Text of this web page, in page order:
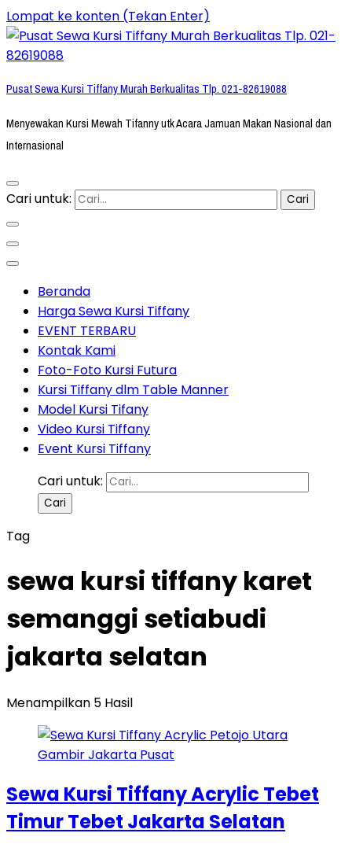
Lompat ke konten (Tekan Enter)
Pusat Sewa Kursi Tiffany Murah Berkualitas Tlp. 021-82619088
Menyewakan Kursi Mewah Tifanny utk Acara Jamuan Makan Nasional dan
Internasional
Cari untuk:
Beranda
Harga Sewa Kursi Tiffany
EVENT TERBARU
Kontak Kami
Foto-Foto Kursi Futura
Kursi Tiffany dlm Table Manner
Model Kursi Tifany
Video Kursi Tiffany
Event Kursi Tiffany
Cari untuk:
Tag
sewa kursi tiffany karet
semanggi setiabudi
jakarta selatan
Menampilkan 5 Hasil
Sewa Kursi Tiffany Acrylic Tebet
Timur Tebet Jakarta Selatan